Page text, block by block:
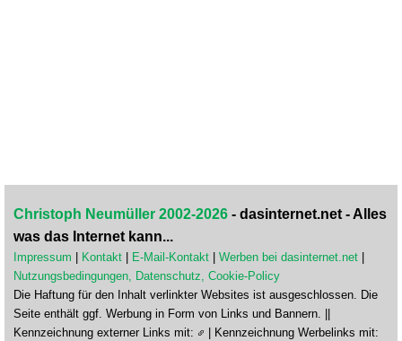
Christoph Neumüller 2002-2026 - dasinternet.net - Alles
was das Internet kann...
Impressum Kontakt E-Mail-Kontakt Werben bei dasinternet.net
Nutzungsbedingungen, Datenschutz, Cookie-Policy
Die Haftung für den Inhalt verlinkter Websites ist ausgeschlossen. Die
Seite enthält ggf. Werbung in Form von Links und Bannern. ||
Kennzeichnung externer Links mit:
| Kennzeichnung Werbelinks mit: